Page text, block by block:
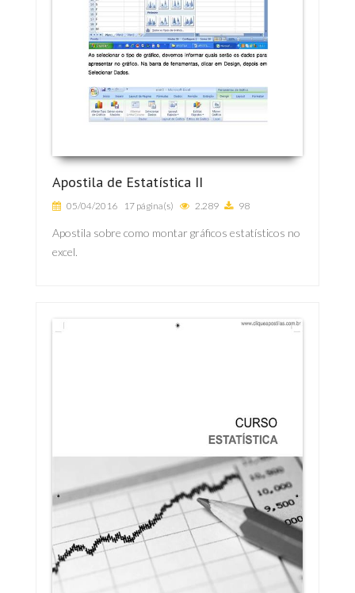
Apostila de Estatística II
05/04/2016 17 página(s) 2.289 98
Apostila sobre como montar gráficos estatísticos no
excel.